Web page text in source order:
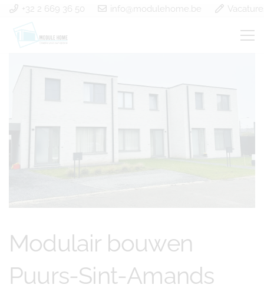
+32 2 669 36 50 info@modulehome.be
Modulair bouwen
Puurs-Sint-Amands